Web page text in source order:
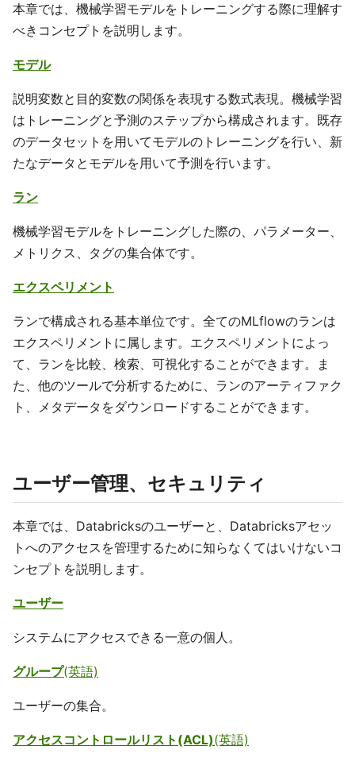
本章では、機械学習モデルをトレーニングする際に理解す
べきコンセプトを説明します。
モデル
説明変数と目的変数の関係を表現する数式表現。機械学習
はトレーニングと予測のステップから構成されます。既存
のデータセットを用いてモデルのトレーニングを行い、新
たなデータとモデルを用いて予測を行います。
ラン
機械学習モデルをトレーニングした際の、パラメーター、
メトリクス、タグの集合体です。
エクスペリメント
ランで構成される基本単位です。全てのMLflowのランは
エクスペリメントに属します。エクスペリメントによっ
て、ランを比較、検索、可視化することができます。ま
た、他のツールで分析するために、ランのアーティファク
ト、メタデータをダウンロードすることができます。
ユーザー管理、セキュリティ
本章では、Databricksのユーザーと、Databricksアセッ
トへのアクセスを管理するために知らなくてはいけないコ
ンセプトを説明します。
ユーザー
システムにアクセスできる一意の個人。
グループ(英語)
ユーザーの集合。
アクセスコントロールリスト(ACL)(英語)